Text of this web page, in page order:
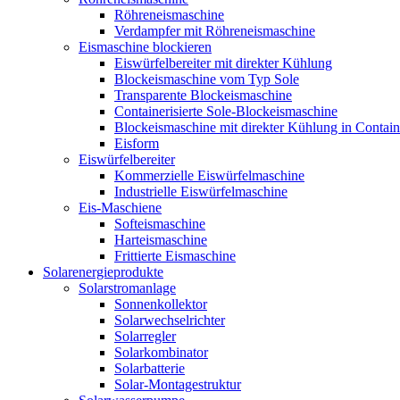
Röhreneismaschine
Verdampfer mit Röhreneismaschine
Eismaschine blockieren
Eiswürfelbereiter mit direkter Kühlung
Blockeismaschine vom Typ Sole
Transparente Blockeismaschine
Containerisierte Sole-Blockeismaschine
Blockeismaschine mit direkter Kühlung in
Eisform
Eiswürfelbereiter
Kommerzielle Eiswürfelmaschine
Industrielle Eiswürfelmaschine
Eis-Maschiene
Softeismaschine
Harteismaschine
Frittierte Eismaschine
Solarenergieprodukte
Solarstromanlage
Sonnenkollektor
Solarwechselrichter
Solarregler
Solarkombinator
Solarbatterie
Solar-Montagestruktur